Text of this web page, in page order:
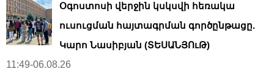
Օգոստոսի վերջին կսկսվի հեռակա
ուսուցման հայտագրման գործընթացը.
Կարո Նասիբյան (ՏԵՍԱՆՅՈւԹ)
11:49-06.08.26